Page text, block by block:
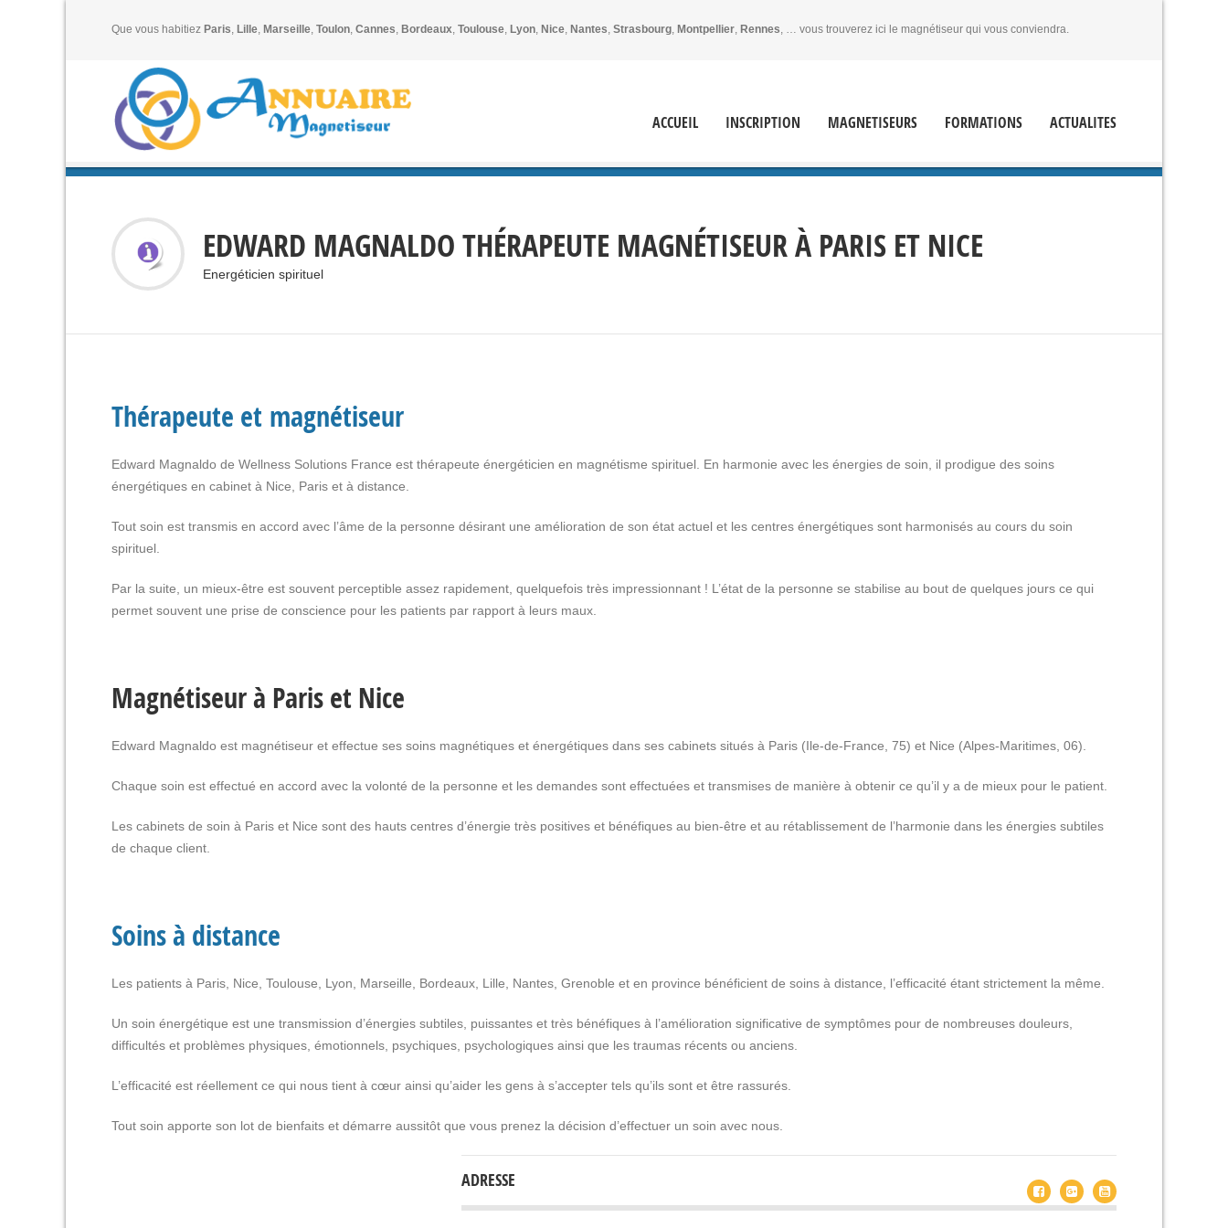
Que vous habitiez Paris, Lille, Marseille, Toulon, Cannes, Bordeaux, Toulouse, Lyon, Nice, Nantes, Strasbourg, Montpellier, Rennes, … vous trouverez ici le magnétiseur qui vous conviendra.
ACCUEIL INSCRIPTION MAGNETISEURS FORMATIONS ACTUALITES
EDWARD MAGNALDO THÉRAPEUTE MAGNÉTISEUR À PARIS ET NICE
Energéticien spirituel
Thérapeute et magnétiseur
Edward Magnaldo de Wellness Solutions France est thérapeute énergéticien en magnétisme spirituel. En harmonie avec les énergies de soin, il prodigue des soins
énergétiques en cabinet à Nice, Paris et à distance.
Tout soin est transmis en accord avec l’âme de la personne désirant une amélioration de son état actuel et les centres énergétiques sont harmonisés au cours du soin
spirituel.
Par la suite, un mieux-être est souvent perceptible assez rapidement, quelquefois très impressionnant ! L’état de la personne se stabilise au bout de quelques jours ce qui
permet souvent une prise de conscience pour les patients par rapport à leurs maux.
Magnétiseur à Paris et Nice
Edward Magnaldo est magnétiseur et effectue ses soins magnétiques et énergétiques dans ses cabinets situés à Paris (Ile-de-France, 75) et Nice (Alpes-Maritimes, 06).
Chaque soin est effectué en accord avec la volonté de la personne et les demandes sont effectuées et transmises de manière à obtenir ce qu’il y a de mieux pour le patient.
Les cabinets de soin à Paris et Nice sont des hauts centres d’énergie très positives et bénéfiques au bien-être et au rétablissement de l’harmonie dans les énergies subtiles
de chaque client.
Soins à distance
Les patients à Paris, Nice, Toulouse, Lyon, Marseille, Bordeaux, Lille, Nantes, Grenoble et en province bénéficient de soins à distance, l’efficacité étant strictement la même.
Un soin énergétique est une transmission d’énergies subtiles, puissantes et très bénéfiques à l’amélioration significative de symptômes pour de nombreuses douleurs,
difficultés et problèmes physiques, émotionnels, psychiques, psychologiques ainsi que les traumas récents ou anciens.
L’efficacité est réellement ce qui nous tient à cœur ainsi qu’aider les gens à s’accepter tels qu’ils sont et être rassurés.
Tout soin apporte son lot de bienfaits et démarre aussitôt que vous prenez la décision d’effectuer un soin avec nous.
ADRESSE